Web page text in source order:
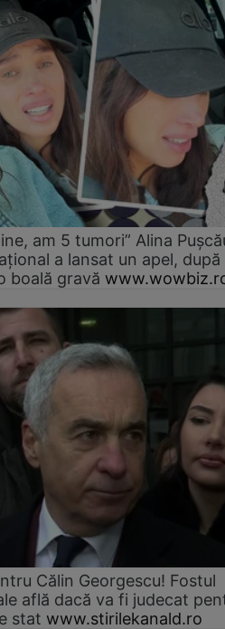
am 5 tumori” Alina
a lansat un apel, după
boală gravă
Călin Georgescu! Fostul
află dacă va fi judecat
stat www.stirilekanald.ro